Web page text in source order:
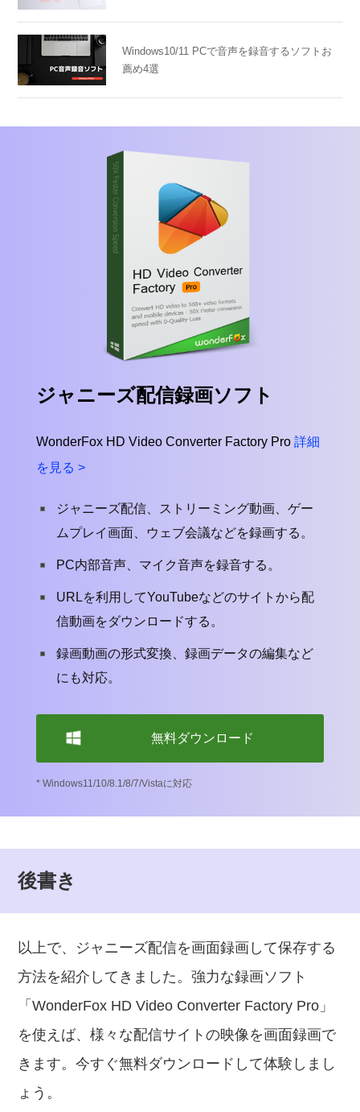
Windows10/11 PCで音声を録音するソフトお
薦め4選
ジャニーズ配信録画ソフト
WonderFox HD Video Converter Factory Pro 詳細
を見る >
ジャニーズ配信、ストリーミング動画、ゲー
ムプレイ画面、ウェブ会議などを録画する。
PC内部音声、マイク音声を録音する。
URLを利用してYouTubeなどのサイトから配
信動画をダウンロードする。
録画動画の形式変換、録画データの編集など
にも対応。
無料ダウンロード
* Windows11/10/8.1/8/7/Vistaに対応
後書き
以上で、ジャニーズ配信を画面録画して保存する
方法を紹介してきました。強力な録画ソフト
「WonderFox HD Video Converter Factory Pro」
を使えば、様々な配信サイトの映像を画面録画で
きます。今すぐ無料ダウンロードして体験しまし
ょう。